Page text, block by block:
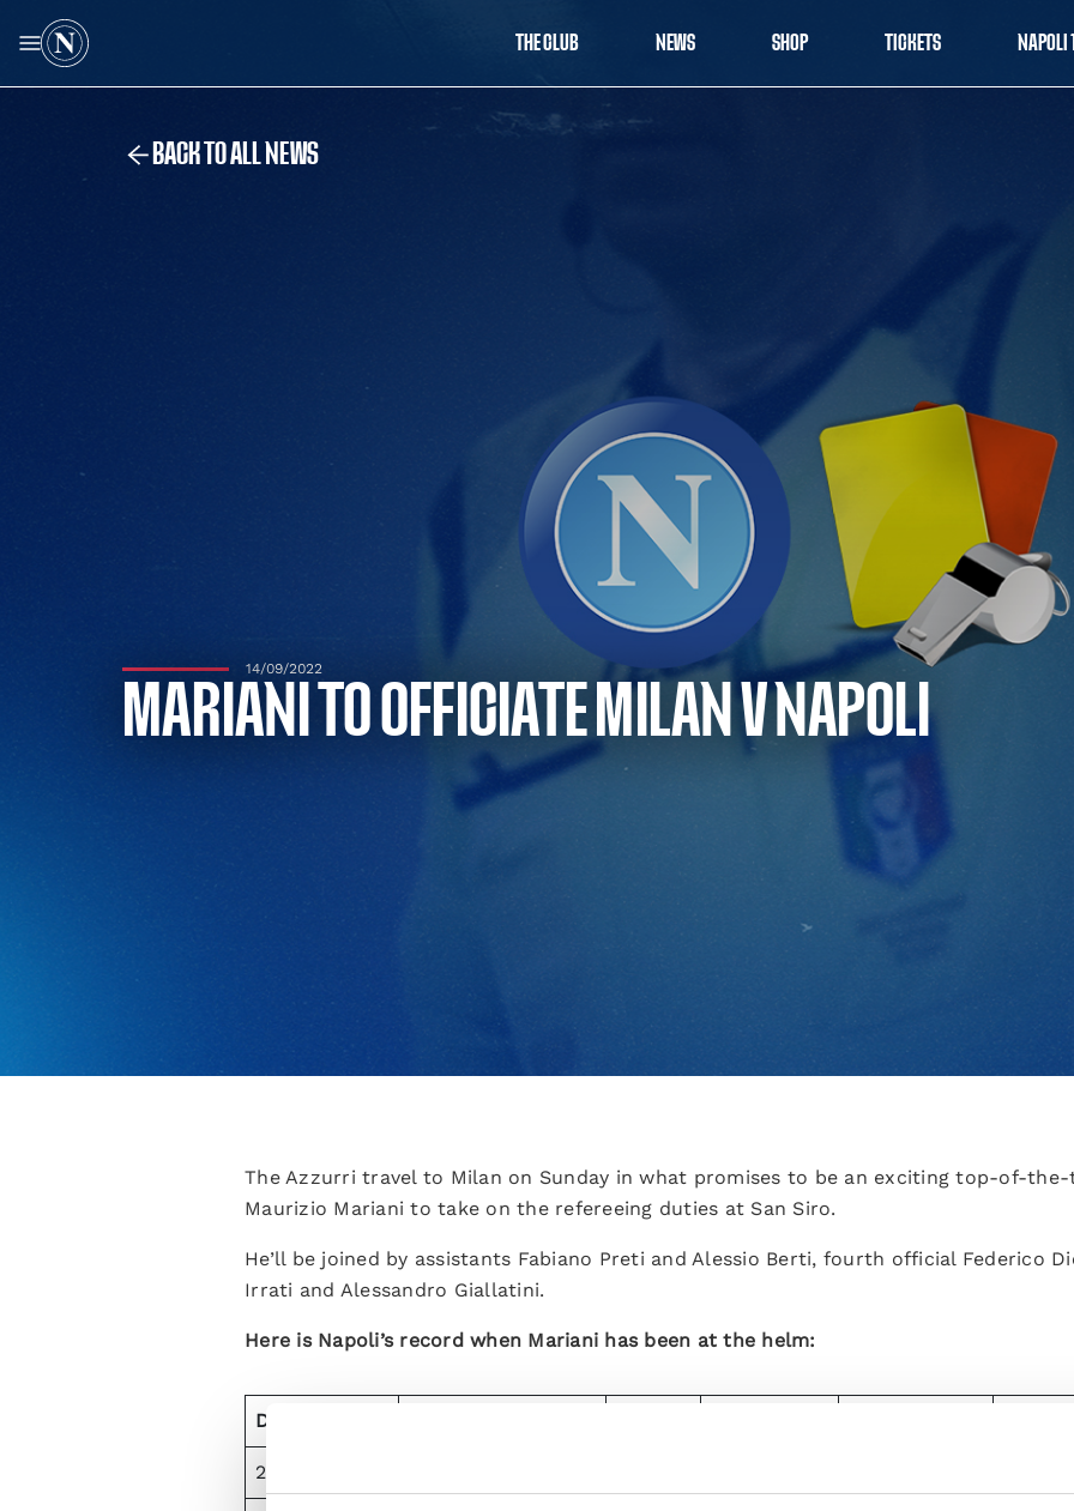
THE CLUB NEWS SHOP TICKETS NAPOLI
BACK TO ALL NEWS
14/09/2022
MARIANI TO OFFICIATE MILAN V NAPOLI
The Azzurri travel to Milan on Sunday in what promises to be an exciting top-of-
Maurizio Mariani to take on the refereeing duties at San Siro.
He’ll be joined by assistants Fabiano Preti and Alessio Berti, fourth official Federico
Irrati and Alessandro Giallatini.
Here is Napoli’s record when Mariani has been at the helm:
Date
26/10/2016